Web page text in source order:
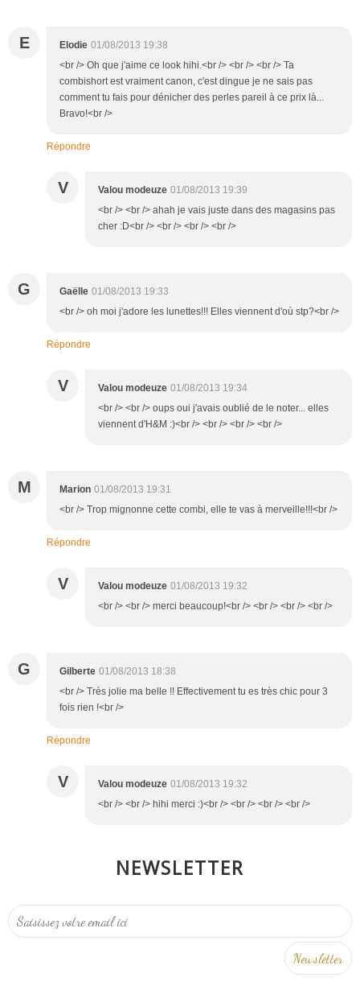
E Elodie 01/08/2013 19:38
<br /> Oh que j'aime ce look hihi.<br /> <br /> <br /> Ta
combishort est vraiment canon, c'est dingue je ne sais pas
comment tu fais pour dénicher des perles pareil à ce prix là...
Bravo!<br />
Répondre
V Valou modeuze 01/08/2013 19:39
<br /> <br /> ahah je vais juste dans des magasins pas
cher :D<br /> <br /> <br /> <br />
G Gaëlle 01/08/2013 19:33
<br /> oh moi j'adore les lunettes!!! Elles viennent d'où stp?<br />
Répondre
V Valou modeuze 01/08/2013 19:34
<br /> <br /> oups oui j'avais oublié de le noter... elles
viennent d'H&M :)<br /> <br /> <br /> <br />
M Marion 01/08/2013 19:31
<br /> Trop mignonne cette combi, elle te vas à merveille!!!<br />
Répondre
V Valou modeuze 01/08/2013 19:32
<br /> <br /> merci beaucoup!<br /> <br /> <br /> <br />
G Gilberte 01/08/2013 18:38
<br /> Très jolie ma belle !! Effectivement tu es très chic pour 3
fois rien !<br />
Répondre
V Valou modeuze 01/08/2013 19:32
<br /> <br /> hihi merci :)<br /> <br /> <br /> <br />
NEWSLETTER